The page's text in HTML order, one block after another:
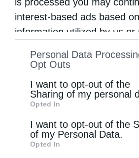
interest-based ads based
information utilized by us or
to your opt-out. You may
information by third parties
of downstream participants.
information may also be
third parties on theIAB’s
Downstream Participants
Personal Data
Opt Outs
I want to opt-out of the
Sharing of my personal
Opted In
I want to opt-out of the
of my Personal Data.
Opted In